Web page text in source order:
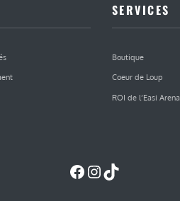
SERVICES
Boutique
Coeur de Loup
ROI de l’Easi Arena
Facebook
Instagram
TikTok